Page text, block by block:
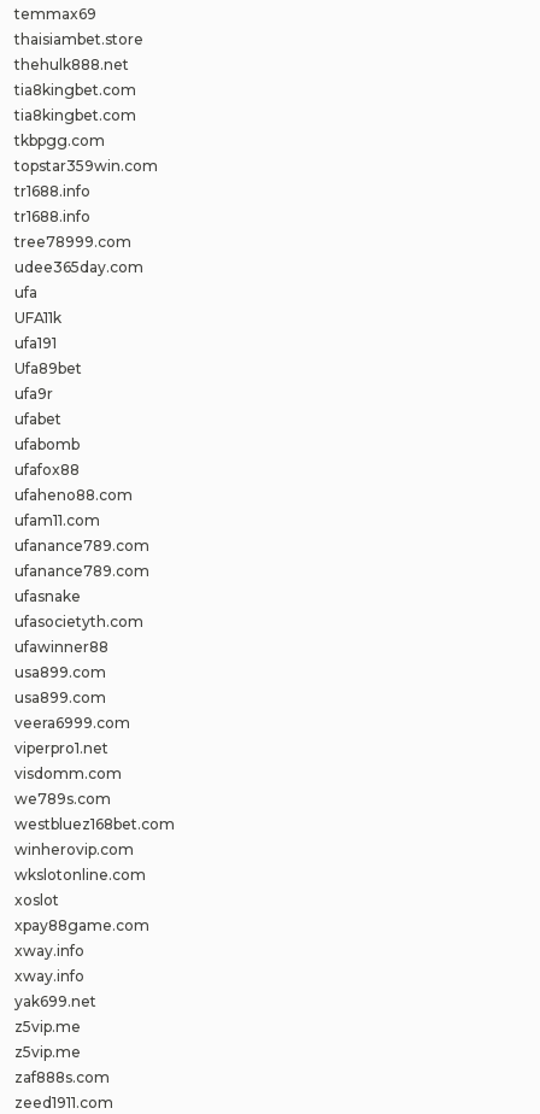
temmax69
thaisiambet.store
thehulk888.net
tia8kingbet.com
tia8kingbet.com
tkbpgg.com
topstar359win.com
tr1688.info
tr1688.info
tree78999.com
udee365day.com
ufa
UFA11k
ufa191
Ufa89bet
ufa9r
ufabet
ufabomb
ufafox88
ufaheno88.com
ufam11.com
ufanance789.com
ufanance789.com
ufasnake
ufasocietyth.com
ufawinner88
usa899.com
usa899.com
veera6999.com
viperpro1.net
visdomm.com
we789s.com
westbluez168bet.com
winherovip.com
wkslotonline.com
xoslot
xpay88game.com
xway.info
xway.info
yak699.net
z5vip.me
z5vip.me
zaf888s.com
zeed1911.com